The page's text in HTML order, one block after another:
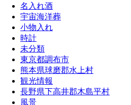
名入れ酒
宇宙海洋葬
小物入れ
時計
未分類
東京都調布市
熊本県球磨郡水上村
観光情報
長野県下高井郡木島平村
風景